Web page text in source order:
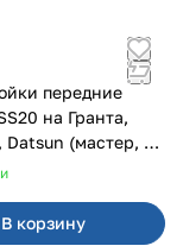
передние
Гранта,
Datsun (мастер, с
2шт
В корзину